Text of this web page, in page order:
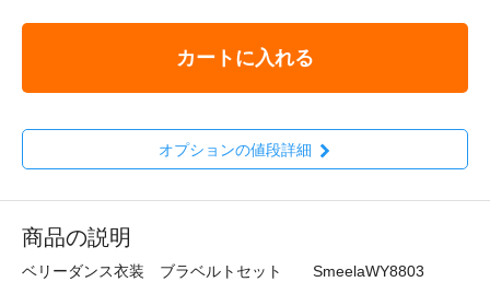
カートに入れる
オプションの値段詳細
商品の説明
ベリーダンス衣装 ブラベルトセット SmeelaWY8803